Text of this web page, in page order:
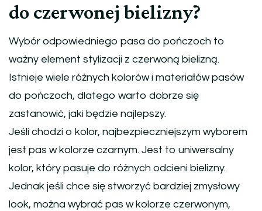
do czerwonej bielizny?
Wybór odpowiedniego pasa do pończoch to
ważny element stylizacji z czerwoną bielizną.
Istnieje wiele różnych kolorów i materiałów pasów
do pończoch, dlatego warto dobrze się
zastanowić, jaki będzie najlepszy.
Jeśli chodzi o kolor, najbezpieczniejszym wyborem
jest pas w kolorze czarnym. Jest to uniwersalny
kolor, który pasuje do różnych odcieni bielizny.
Jednak jeśli chce się stworzyć bardziej zmysłowy
look, można wybrać pas w kolorze czerwonym,